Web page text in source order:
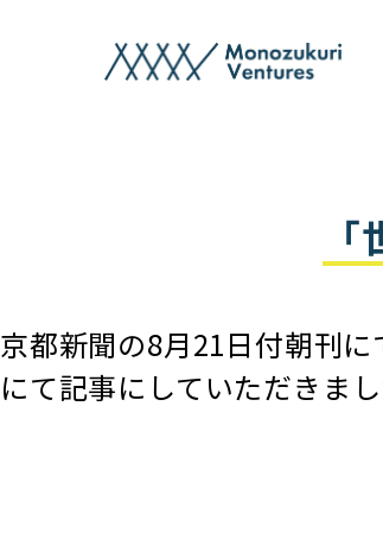
京都新聞の8月21日付朝刊
にて記事にしていただきま